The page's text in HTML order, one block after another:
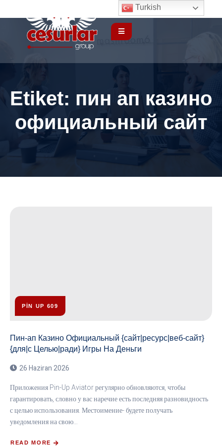
Etiket: пин ап казино
официальный сайт
PIN UP 609
Пин-ап Казино Официальный {сайт|ресурс|веб-сайт}
{для|с Целью|ради} Игры На Деньги
26 Haziran 2026
Приложения Pin-Up Aviator регулярно обновляются, чтобы
гарантировать, словно у вас наречие есть последняя разновидность
с целью использования. Местоимение- будете получать
уведомления на свою…
READ MORE
Turkish